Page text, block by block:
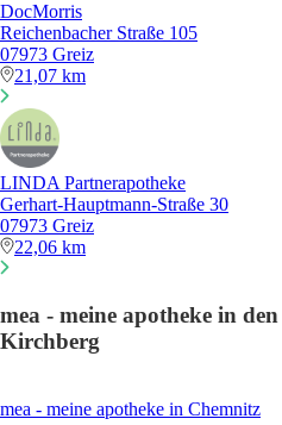
DocMorris
Reichenbacher Straße 105
07973 Greiz
21,07 km
LINDA Partnerapotheke
Gerhart-Hauptmann-Straße 30
07973 Greiz
22,06 km
mea - meine apotheke in
Kirchberg
mea - meine apotheke in Chemnitz